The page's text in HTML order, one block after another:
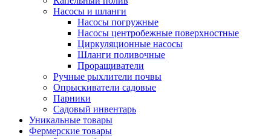
Насосы и шланги
Насосы погружные
Насосы центробежные поверхностные
Циркуляционные насосы
Шланги поливочные
Проращиватели
Ручные рыхлители почвы
Опрыскиватели садовые
Парники
Садовый инвентарь
Уникальные товары
Фермерские товары